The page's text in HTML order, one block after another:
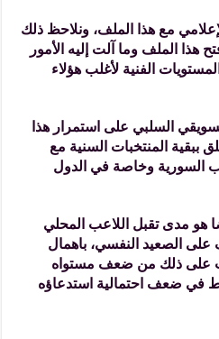
مع هذا الملف، ونلاحظ ذلك
هذا الملف وما آلت إليه الأمور
الفنية لأغلب هؤلاء
السلبي على استمرار هذا
ببقية المنتخبات السنية مع
السورية وخاصة في الدول
هو مدى تقبل اللاعب المحلي
على الصعيد النفسي، باهمال
على ذلك من ضعف مستواه
في ضعف احتمالية استدعاؤه